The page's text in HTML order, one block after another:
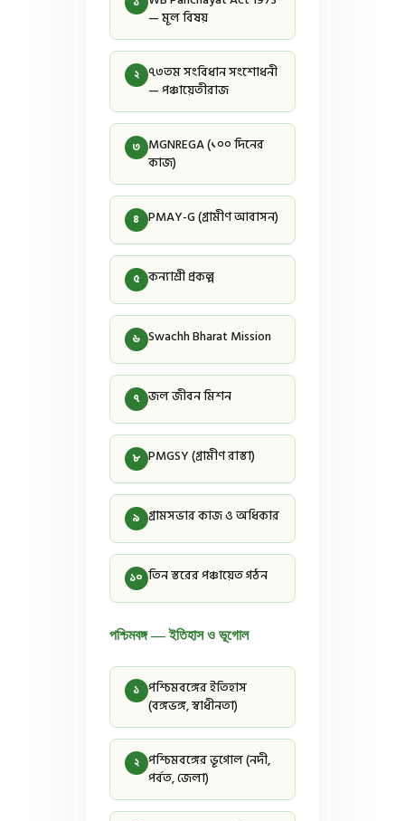
— মূল বিষয়
২ ৭৩তম সংবিধান সংশোধনী
— পঞ্চায়েতীরাজ
৩ MGNREGA (১০০ দিনের
কাজ)
৪ PMAY-G (গ্রামীণ আবাসন)
৫ কন্যাশ্রী প্রকল্প
৬ Swachh Bharat Mission
৭ জল জীবন মিশন
৮ PMGSY (গ্রামীণ রাস্তা)
৯ গ্রামসভার কাজ ও অধিকার
১০ তিন স্তরের পঞ্চায়েত গঠন
পশ্চিমবঙ্গ — ইতিহাস ও ভূগোল
১ পশ্চিমবঙ্গের ইতিহাস
(বঙ্গভঙ্গ, স্বাধীনতা)
২ পশ্চিমবঙ্গের ভূগোল (নদী,
পর্বত, জেলা)